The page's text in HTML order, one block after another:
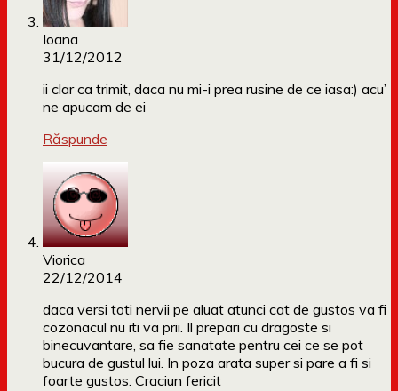
Ioana
31/12/2012
ii clar ca trimit, daca nu mi-i prea rusine de ce iasa:) acu’
ne apucam de ei
Răspunde
Viorica
22/12/2014
daca versi toti nervii pe aluat atunci cat de gustos va fi
cozonacul nu iti va prii. Il prepari cu dragoste si
binecuvantare, sa fie sanatate pentru cei ce se pot
bucura de gustul lui. In poza arata super si pare a fi si
foarte gustos. Craciun fericit